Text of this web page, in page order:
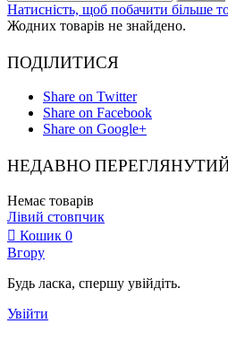
Натисність, щоб побачити більше
Жодних товарів не знайдено.
ПОДІЛИТИСЯ
Share on Twitter
Share on Facebook
Share on Google+
НЕДАВНО
Немає товарів
Лівий стовпчик
Кошик 0
Вгору
Будь ласка, спершу увійдіть.
Увійти